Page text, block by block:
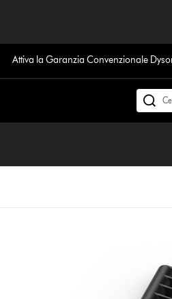
Attiva la Garanzia Convenzionale